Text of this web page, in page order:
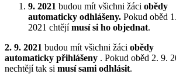
9. 2021 budou mít všichni žáci obědy
automaticky odhlášeny. Pokud oběd
2021 chtějímusí si ho objednat.
2. 9. 2021 budou mít všichni žáci obědy
automaticky přihlášeny . Pokud oběd 2. 9.
nechtějí tak si musí sami odhlásit.